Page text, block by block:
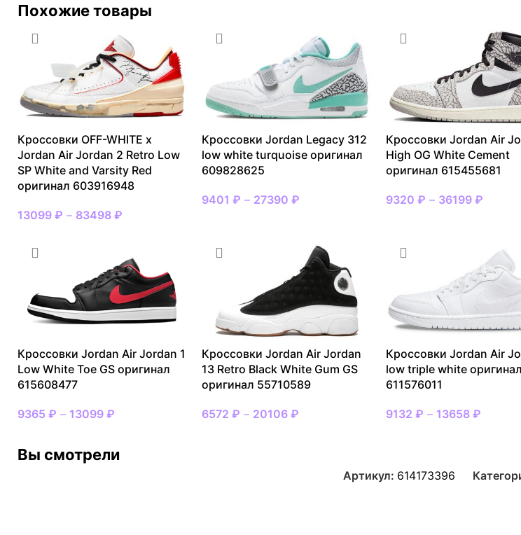
Похожие товары
Кроссовки OFF-WHITE x
Jordan Air Jordan 2 Retro Low
SP White and Varsity Red
оригинал 603916948
13099 ₽ – 83498 ₽
Кроссовки Jordan Legacy 312
low white turquoise оригинал
609828625
9401 ₽ – 27390 ₽
Кроссовки Jordan Air
High OG White Cement
оригинал 615455681
9320 ₽ – 36199 ₽
Кроссовки Jordan Air Jordan 1
Low White Toe GS оригинал
615608477
9365 ₽ – 13099 ₽
Кроссовки Jordan Air Jordan
13 Retro Black White Gum GS
оригинал 55710589
6572 ₽ – 20106 ₽
Кроссовки Jordan Air
low triple white оригинал
611576011
9132 ₽ – 13658 ₽
Вы смотрели
Артикул: 614173396